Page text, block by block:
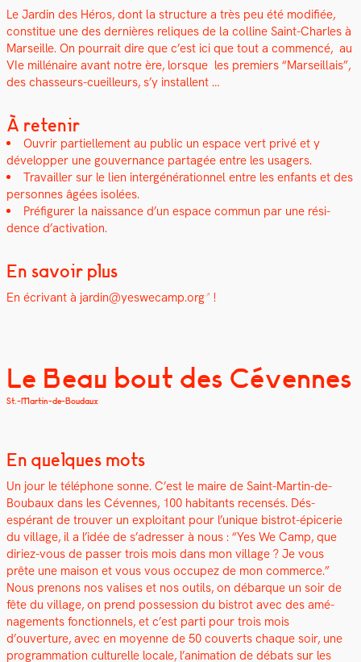
Le Jardin des Héros, dont la struc­ture a très peu été mod­i­fiée,
con­stitue une des dernières reliques de la colline Saint-Charles à
Mar­seille. On pour­rait dire que c’est ici que tout a com­mencé, au
VIe mil­lé­naire avant notre ère, lorsque les pre­miers “Mar­seil­lais”,
des chas­seurs-cueilleurs, s’y instal­lent …
À retenir
Ouvrir par­tielle­ment au pub­lic un espace vert privé et y
dévelop­per une gou­ver­nance partagée entre les usagers.
Tra­vailler sur le lien intergénéra­tionnel entre les enfants et des
per­son­nes âgées isolées.
Pré­fig­ur­er la nais­sance d’un espace com­mun par une rési­
dence d’activation.
En savoir plus
En écrivant à jardin@yeswecamp.org !
Le Beau bout des Cévennes
St.-Martin-de-Boudaux
En quelques mots
Un jour le télé­phone sonne. C’est le maire de Saint-Mar­tin-de-
Boubaux dans les Cévennes, 100 habi­tants recen­sés. Dés­
espérant de trou­ver un exploitant pour l’unique bistrot-épicerie
du vil­lage, il a l’idée de s’adresser à nous : “Yes We Camp, que
diriez-vous de pass­er trois mois dans mon vil­lage ? Je vous
prête une mai­son et vous vous occu­pez de mon com­merce.”
Nous prenons nos valis­es et nos out­ils, on débar­que un soir de
fête du vil­lage, on prend pos­ses­sion du bistrot avec des amé­
nage­ments fonc­tion­nels, et c’est par­ti pour trois mois
d’ouverture, avec en moyenne de 50 cou­verts chaque soir, une
pro­gram­ma­tion cul­turelle locale, l’animation de débats sur les